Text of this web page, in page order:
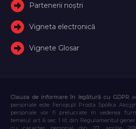
Partenerii noștri
Vigneta electronică
Vignete Glosar
Clauza de informare în legătură cu GDPR
personale este Feniqs.pl Prosta Spółka
personale vor fi prelucrate în vederea
temeiul art. 6 sec. 1 lit. din Regulamentul